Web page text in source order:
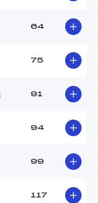
64
75
91
94
99
117